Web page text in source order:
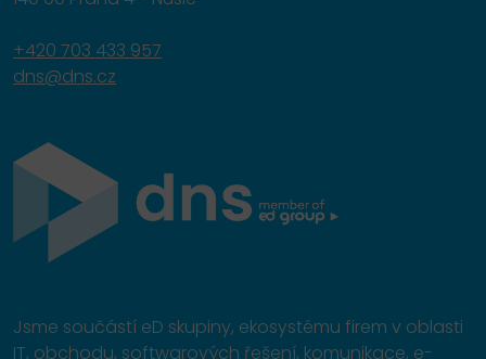
+420 703 433 957
dns@dns.cz
Jsme součástí eD skupiny, ekosystému firem v oblasti
IT, obchodu, softwarových řešení, komunikace, e-